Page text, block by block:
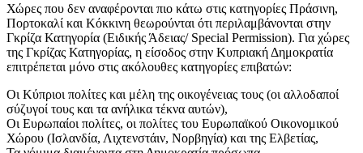
Χώρες που δεν αναφέρονται πιο κάτω στις κατηγορίες Πράσινη,
Πορτοκαλί και Κόκκινη θεωρούνται ότι περιλαμβάνονται στην
Γκρίζα Κατηγορία (Ειδικής Άδειας/ Special Permission). Για χώρες
της Γκρίζας Κατηγορίας, η είσοδος στην Κυπριακή Δημοκρατία
επιτρέπεται μόνο στις ακόλουθες κατηγορίες επιβατών:
Οι Κύπριοι πολίτες και μέλη της οικογένειας τους (οι αλλοδαποί
σύζυγοί τους και τα ανήλικα τέκνα αυτών),
Οι Ευρωπαίοι πολίτες, οι πολίτες του Ευρωπαϊκού Οικονομικού
Χώρου (Ισλανδία, Λιχτενστάιν, Νορβηγία) και της Ελβετίας,